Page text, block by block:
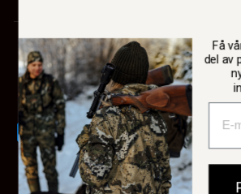
SWEDTEAM AB
ValutaSverige (SEK kr)
Få
del av